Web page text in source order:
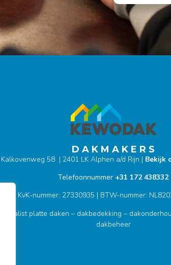
D A K M A K E R S
Kalkovenweg 58 | 2401 LK Alphen a/d Rijn | Bekijk
Telefoonnummer +31 172 438332
KvK-nummer: 27330935 | BTW-nummer:
Specialist platte daken – dakbedekking –
dakbeheer